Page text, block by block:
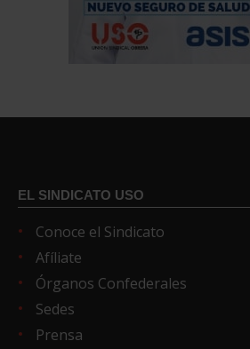
EL SINDICATO USO
Conoce el Sindicato
Afíliate
Órganos Confederales
Sedes
Prensa